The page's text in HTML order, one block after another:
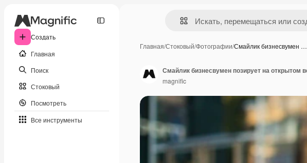
Создать
Главная
Поиск
Стоковый
Посмотреть
Все инструменты
Главная/Стоковый/Фотографии/Смайлик бизнесвумен …
magnific